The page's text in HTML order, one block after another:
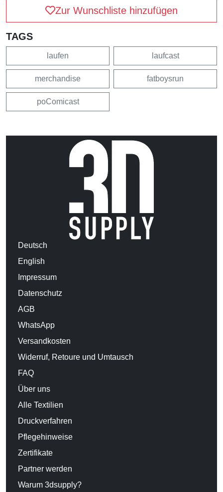
Zur Wunschliste hinzufügen
TAGS
laufen laufcast
merchandise fatboysrun
poComicast
Deutsch
English
Impressum
Datenschutz
AGB
WhatsApp
Versandkosten
Widerruf, Retoure und Umtausch
FAQ
Über uns
Alle Textilien
Druckverfahren
Pflegehinweise
Zertifikate
Partner werden
Warum 3dsupply?